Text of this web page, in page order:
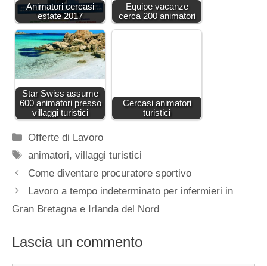
Animatori cercasi
estate 2017
Equipe vacanze
cerca 200 animatori
Star Swiss assume
600 animatori presso
villaggi turistici
Cercasi animatori
turistici
Categorie
Offerte di Lavoro
Tag
animatori,villaggi turistici
Come diventare procuratore sportivo
Lavoro a tempo indeterminato per infermieri in
Gran Bretagna e Irlanda del Nord
Lascia un commento